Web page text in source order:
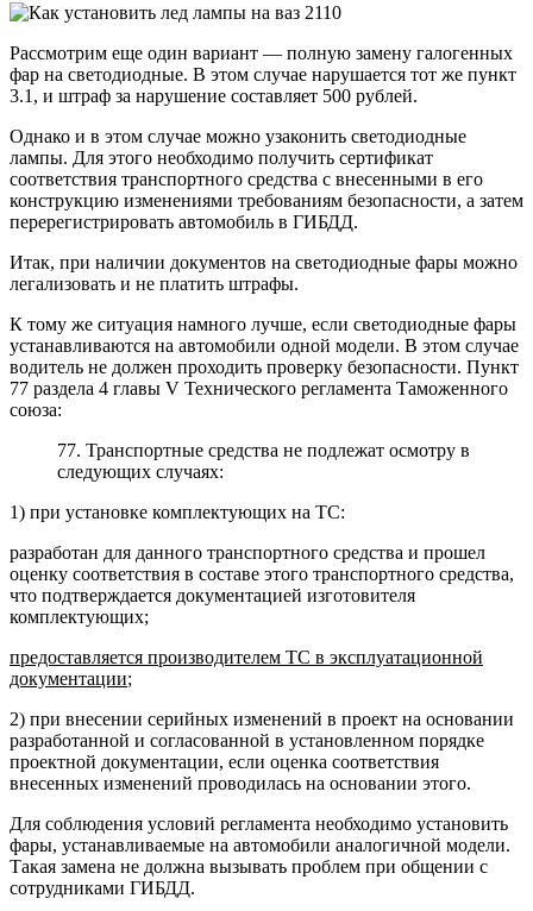
Рассмотрим еще один вариант — полную замену галогенных
фар на светодиодные. В этом случае нарушается тот же пункт
3.1, и штраф за нарушение составляет 500 рублей.
Однако и в этом случае можно узаконить светодиодные
лампы. Для этого необходимо получить сертификат
соответствия транспортного средства с внесенными в его
конструкцию изменениями требованиям безопасности, а затем
перерегистрировать автомобиль в ГИБДД.
Итак, при наличии документов на светодиодные фары можно
легализовать и не платить штрафы.
К тому же ситуация намного лучше, если светодиодные фары
устанавливаются на автомобили одной модели. В этом случае
водитель не должен проходить проверку безопасности. Пункт
77 раздела 4 главы V Технического регламента Таможенного
союза:
77. Транспортные средства не подлежат осмотру в
следующих случаях:
1) при установке комплектующих на ТС:
разработан для данного транспортного средства и прошел
оценку соответствия в составе этого транспортного средства,
что подтверждается документацией изготовителя
комплектующих;
предоставляется производителем ТС в эксплуатационной
документации;
2) при внесении серийных изменений в проект на основании
разработанной и согласованной в установленном порядке
проектной документации, если оценка соответствия
внесенных изменений проводилась на основании этого.
Для соблюдения условий регламента необходимо установить
фары, устанавливаемые на автомобили аналогичной модели.
Такая замена не должна вызывать проблем при общении с
сотрудниками ГИБДД.